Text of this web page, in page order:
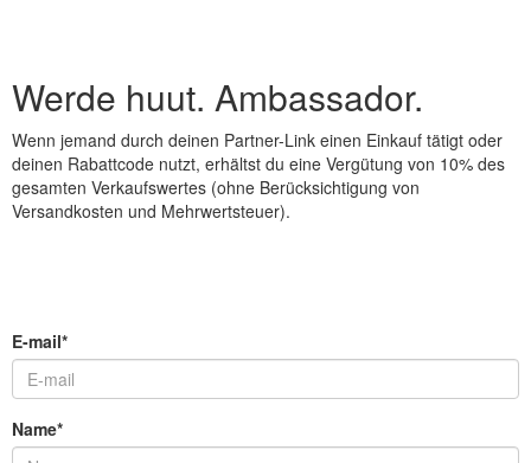
E-mail*
Name*
Werde huut. Ambassador.
Wenn jemand durch deinen Partner-Link einen Einkauf tätigt oder
deinen Rabattcode nutzt, erhältst du eine Vergütung von 10% des
gesamten Verkaufswertes (ohne Berücksichtigung von
Versandkosten und Mehrwertsteuer).